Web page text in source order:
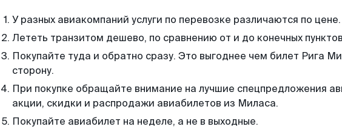
У разных авиакомпаний услуги по перевозке различаются по цене.
Лететь транзитом дешево, по сравнению от и до конечных
Покупайте туда и обратно сразу. Это выгоднее чем билет Рига
сторону.
При покупке обращайте внимание на лучшие спецпредложения
акции, скидки и распродажи авиабилетов из Миласа.
Покупайте авиабилет на неделе, а не в выходные.